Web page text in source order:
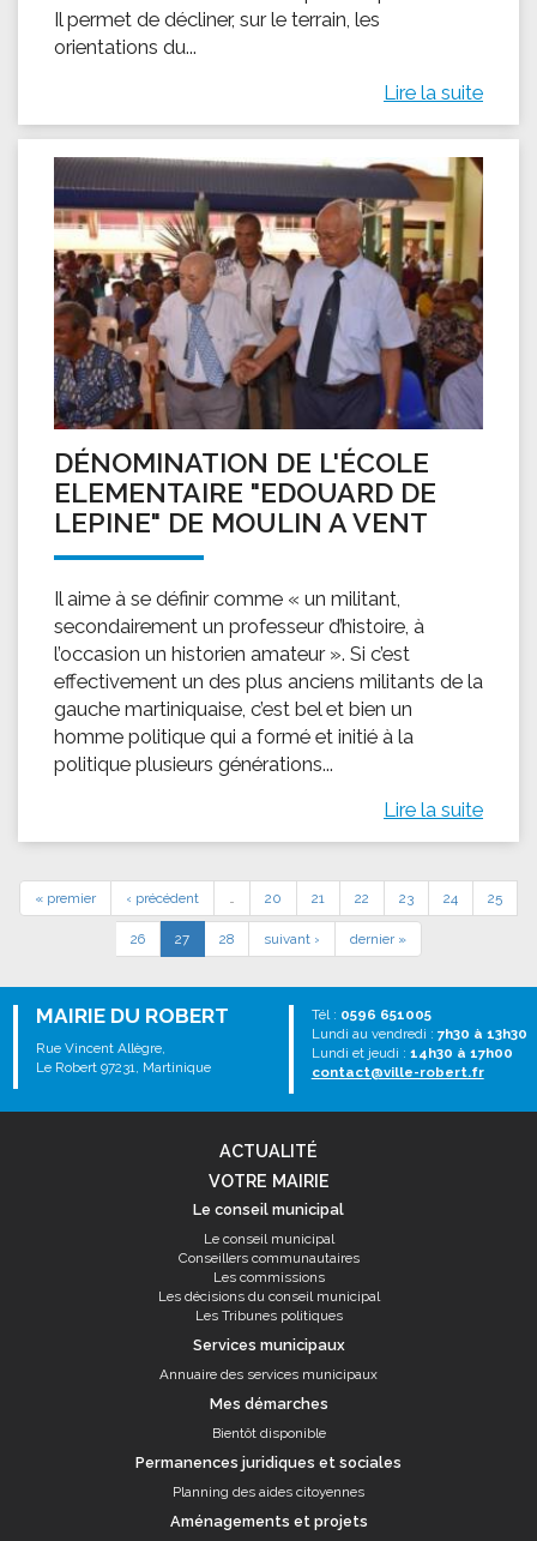
Il permet de décliner, sur le terrain, les
orientations du...
Lire la suite
DÉNOMINATION DE L'ÉCOLE
ELEMENTAIRE "EDOUARD DE
LEPINE" DE MOULIN A VENT
Il aime à se définir comme « un militant,
secondairement un professeur d’histoire, à
l’occasion un historien amateur ». Si c’est
effectivement un des plus anciens militants de la
gauche martiniquaise, c’est bel et bien un
homme politique qui a formé et initié à la
politique plusieurs générations...
Lire la suite
« premier ‹ précédent … 20 21 22 23 24 25
26 27 28 suivant › dernier »
MAIRIE DU ROBERT
Rue Vincent Allègre,
Le Robert 97231, Martinique
Tél : 0596 651005
Lundi au vendredi : 7h30 à 13h30
Lundi et jeudi : 14h30 à 17h00
contact@ville-robert.fr
ACTUALITÉ
VOTRE MAIRIE
Le conseil municipal
Le conseil municipal
Conseillers communautaires
Les commissions
Les décisions du conseil municipal
Les Tribunes politiques
Services municipaux
Annuaire des services municipaux
Mes démarches
Bientôt disponible
Permanences juridiques et sociales
Planning des aides citoyennes
Aménagements et projets